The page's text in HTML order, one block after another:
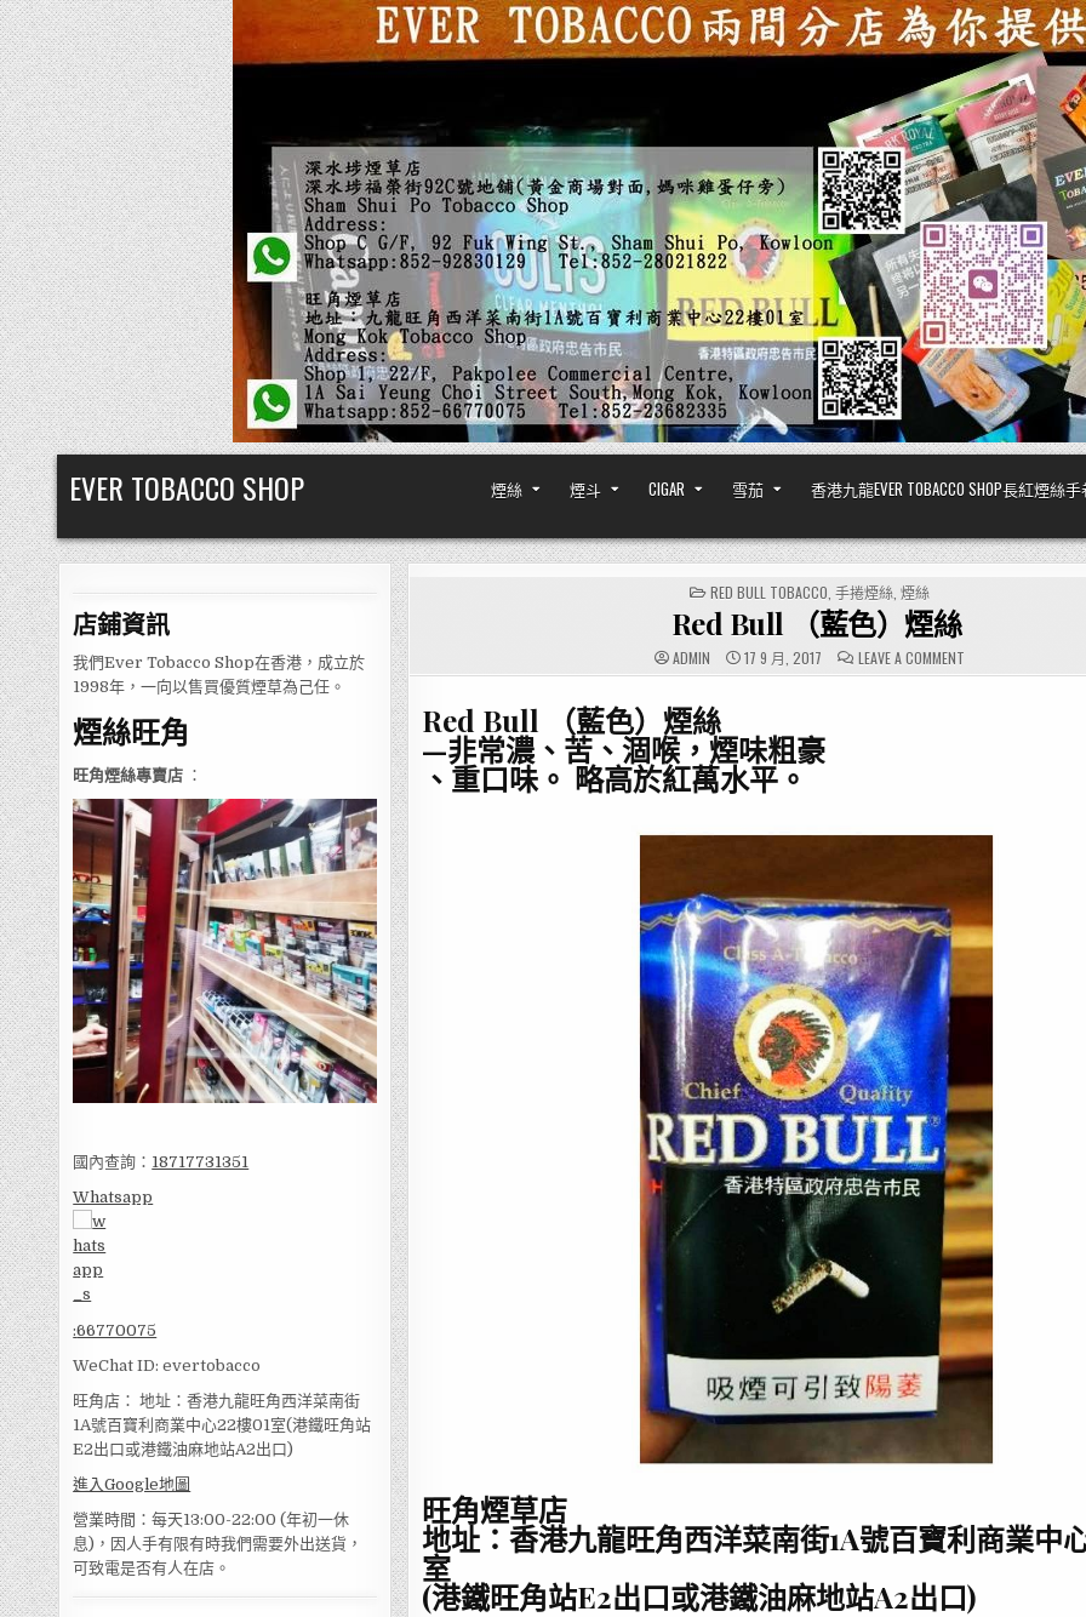
Skip
to
content
EVER TOBACCO SHOP 煙絲 煙斗 CIGAR 雪茄 香港九龍EVER TOBACCO SHOP長紅煙
店鋪資訊
我們Ever Tobacco Shop在香港，成立於
1998年，一向以售買優質煙草為己任。
煙絲旺角
旺角煙絲專賣店 ：
國內查詢： 18717731351
Whatsapp
:66770075
WeChat ID: evertobacco
旺角店： 地址：香港九龍旺角西洋菜南街
1A號百寶利商業中心22樓01室(港鐵旺角站
E2出口或港鐵油麻地站A2出口)
進入Google地圖
營業時間：每天13:00-22:00 (年初一休
息)，因人手有限有時我們需要外出送貨，
可致電是否有人在店。
POSTED
IN
RED BULL TOBACCO ,手捲煙絲 ,煙絲
Red Bull （藍色）煙絲
ADMIN 17 9 月, 2017 LEAVE A COMMENT
RED
Red Bull （藍色）煙絲
—非常濃、苦、涸喉，煙味粗豪
、重口味。 略高於紅萬水平。
旺角煙草店
地址：香港九龍旺角西洋菜南街1A號百寶利商業中
室
(港鐵旺角站E2出口或港鐵油麻地站A2出口)